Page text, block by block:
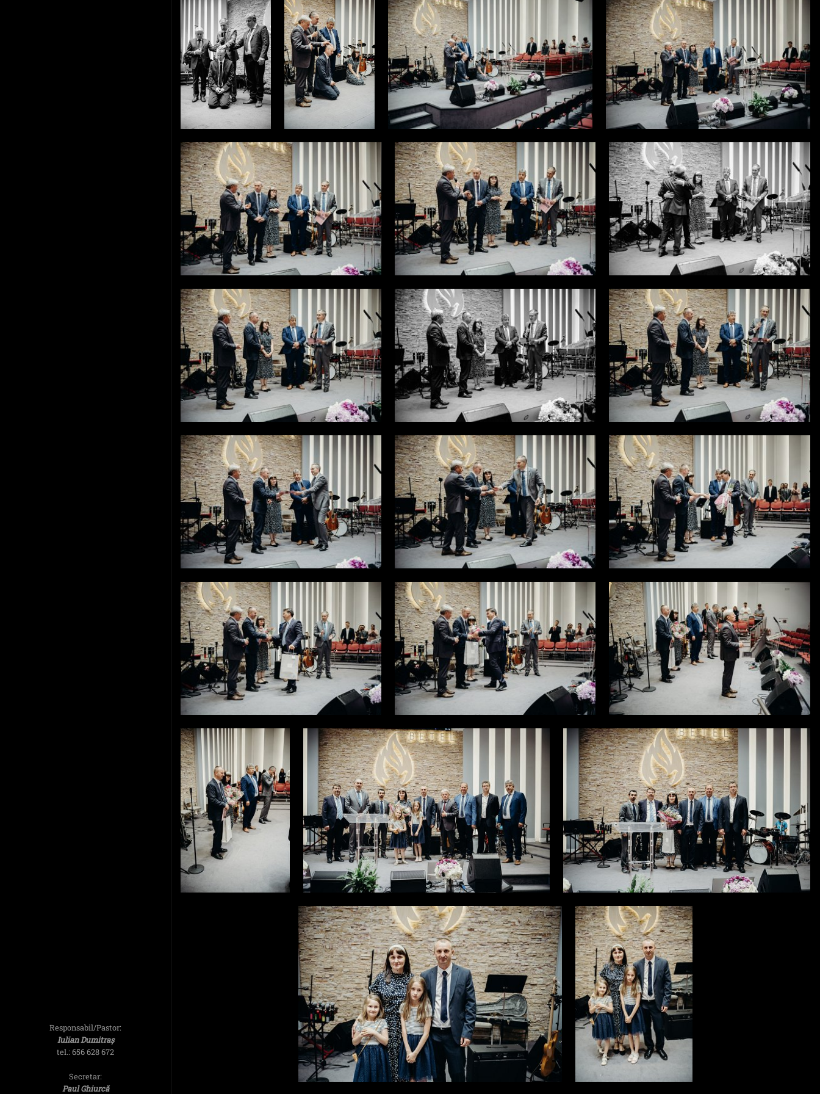
Responsabil/Pastor:
Iulian Dumitraș
tel.: 656 628 672
Secretar:
Paul Ghiurcă